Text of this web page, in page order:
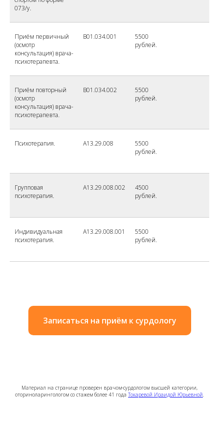
073/у.
Приём первичный
(осмотр
консультация) врача-
психотерапевта.
B01.034.001
5500
рублей.
Приём повторный
(осмотр
консультация) врача-
психотерапевта.
B01.034.002
5500
рублей.
Психотерапия. A13.29.008
5500
рублей.
Групповая
психотерапия.
A13.29.008.002
4500
рублей.
Индивидуальная
психотерапия.
A13.29.008.001
5500
рублей.
Записаться на приём к сурдологу
Материал на странице проверен врачом-сурдологом высшей категории,
оториноларингологом со стажем более 41 года Токаревой Ираидой Юрьевной.